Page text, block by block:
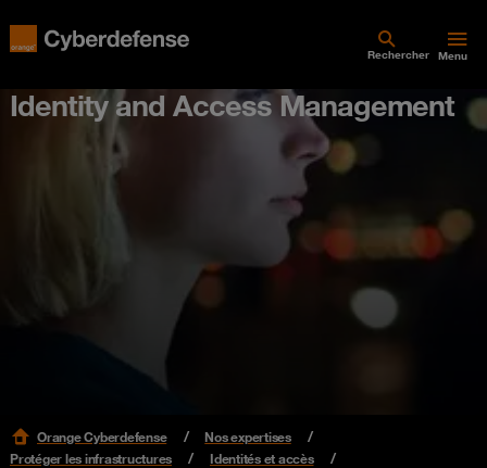
Rechercher Menu
Identity and Access Management
Orange Cyberdefense
Nos expertises
Protéger les infrastructures
Identités et accès